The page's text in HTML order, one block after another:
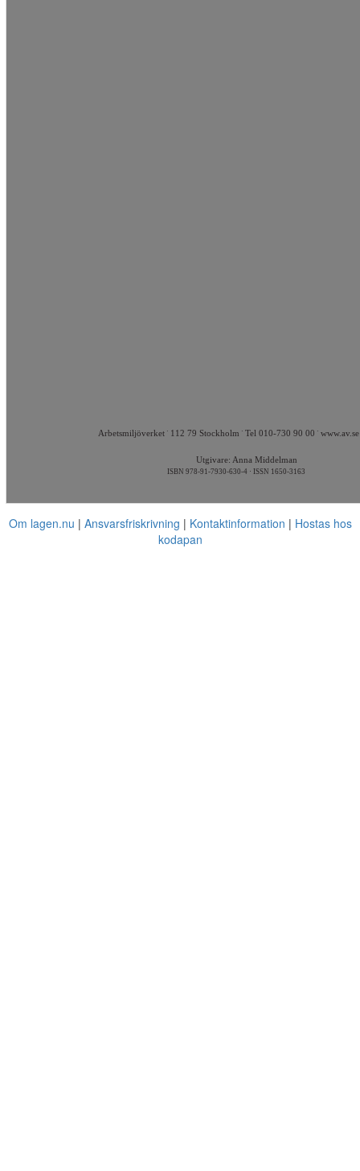
Arbetsmiljöverket · 112 79 Stockholm · Tel 010-730 90 00 · www.av.se
Utgivare: Anna Middelman
ISBN 978-91-7930-630-4 · ISSN 1650-3163
Om lagen.nu Ansvarsfriskrivning Kontaktinformation
Hostas hos
kodapan